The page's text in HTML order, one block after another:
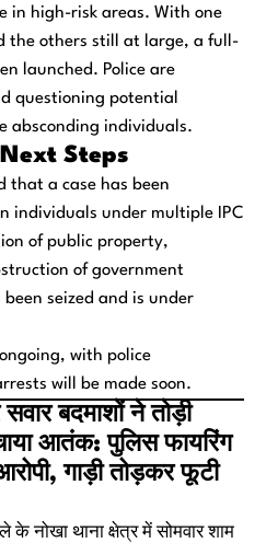
in high-risk areas. With one
the others still at large, a full-
launched. Police are
questioning potential
absconding individuals.
Steps
that a case has been
individuals under multiple IPC
of public property,
of government
seized and is under
with police
will be made soon.
बदमाशों ने तोड़ी
आतंक: पुलिस फायरिंग
गाड़ी तोड़कर फूटी
के नोखा थाना क्षेत्र में सोमवार शाम